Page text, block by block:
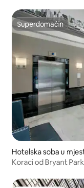
Superdomaćin
Superdomaćin
Hotelska soba u
Koraci od Bryant